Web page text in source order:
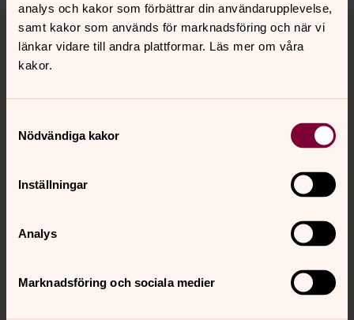
analys och kakor som förbättrar din användarupplevelse,
samt kakor som används för marknadsföring och när vi
länkar vidare till andra plattformar. Läs mer om våra
kakor.
Nödvändiga kakor
Inställningar
Analys
Marknadsföring och sociala medier
Tillbaka till toppen
Tillbaka till innehållet
Kontakt
Sociala kanaler